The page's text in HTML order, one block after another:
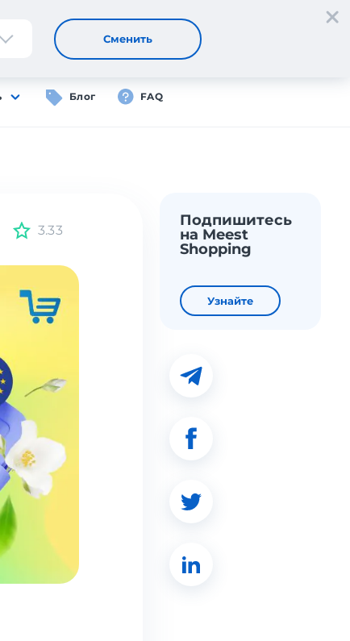
Вход
Блог FAQ
Сменить
3.33
Подпишитесь
на Meest
Shopping
Узнайте